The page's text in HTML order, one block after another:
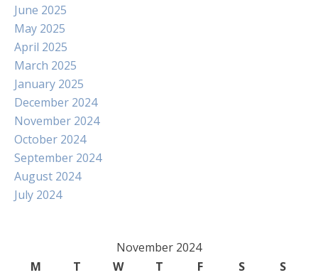
June 2025
May 2025
April 2025
March 2025
January 2025
December 2024
November 2024
October 2024
September 2024
August 2024
July 2024
November 2024
M
T W T F S
S